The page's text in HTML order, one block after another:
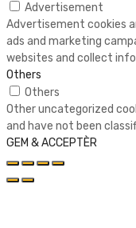
Advertisement
Advertisement cookies
ads and marketing
websites and collect
Others
Others
Other uncategorized
and have not been
GEM & ACCEPTÈR